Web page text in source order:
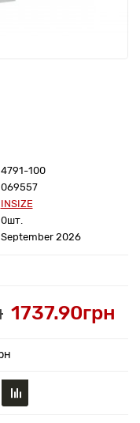
4791-100
069557
INSIZE
0шт.
September 2026
1737.90грн